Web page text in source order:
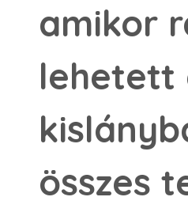
amikor
lehetett
összes